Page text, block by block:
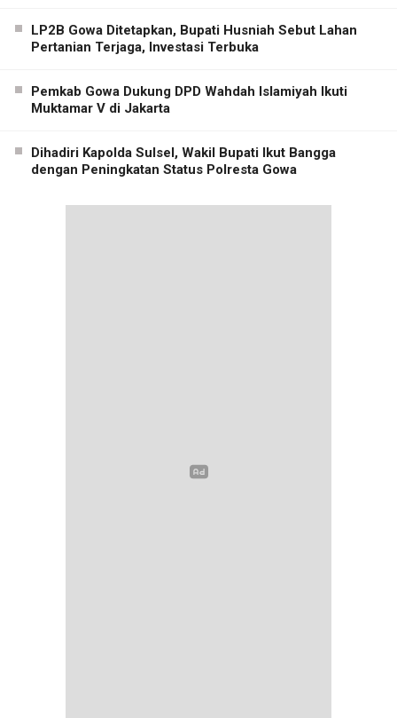
LP2B Gowa Ditetapkan, Bupati Husniah Sebut Lahan
Pertanian Terjaga, Investasi Terbuka
Pemkab Gowa Dukung DPD Wahdah Islamiyah Ikuti
Muktamar V di Jakarta
Dihadiri Kapolda Sulsel, Wakil Bupati Ikut Bangga
dengan Peningkatan Status Polresta Gowa